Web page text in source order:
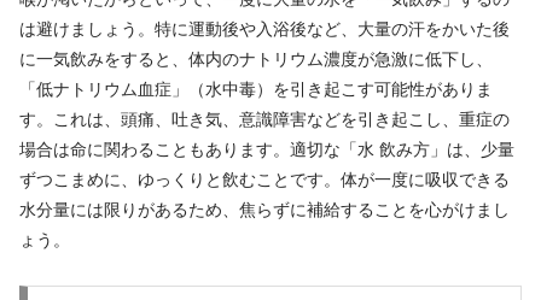
は避けましょう。特に運動後や入浴後など、大量の汗をかいた後
に一気飲みをすると、体内のナトリウム濃度が急激に低下し、
「低ナトリウム血症」（水中毒）を引き起こす可能性がありま
す。これは、頭痛、吐き気、意識障害などを引き起こし、重症の
場合は命に関わることもあります。適切な「水 飲み方」は、少量
ずつこまめに、ゆっくりと飲むことです。体が一度に吸収できる
水分量には限りがあるため、焦らずに補給することを心がけまし
ょう。